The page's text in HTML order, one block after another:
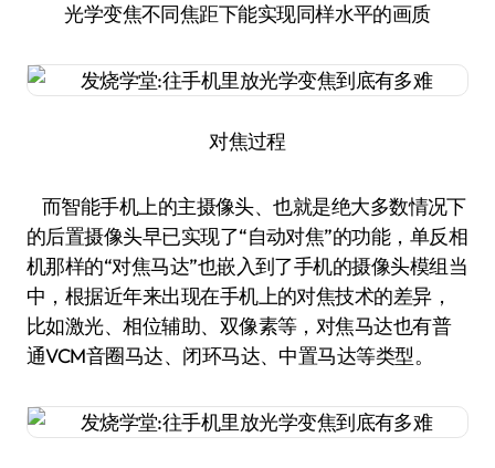
光学变焦不同焦距下能实现同样水平的画质
对焦过程
而智能手机上的主摄像头、也就是绝大多数情况下
的后置摄像头早已实现了“自动对焦”的功能，单反相
机那样的“对焦马达”也嵌入到了手机的摄像头模组当
中，根据近年来出现在手机上的对焦技术的差异，
比如激光、相位辅助、双像素等，对焦马达也有普
通VCM音圈马达、闭环马达、中置马达等类型。